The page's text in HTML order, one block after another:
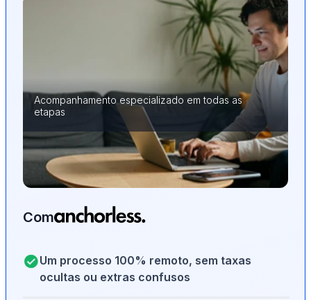
Acompanhamento especializado em todas as
etapas
Com
Um processo 100% remoto, sem taxas
ocultas ou extras confusos